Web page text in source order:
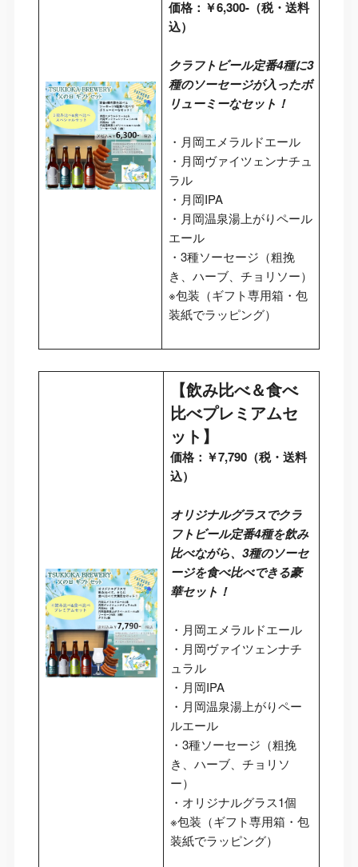
価格：￥6,300-（税・送料
込）
クラフトビール定番4種に3
種のソーセージが入ったボ
リューミーなセット！
・月岡エメラルドエール
・月岡ヴァイツェンナチュ
ラル
・月岡IPA
・月岡温泉湯上がりペール
エール
・3種ソーセージ（粗挽
き、ハーブ、チョリソー）
※包装（ギフト専用箱・包
装紙でラッピング）
【飲み比べ＆食べ
比べプレミアムセ
ット】
価格：￥7,790（税・送料
込）
オリジナルグラスでクラ
フトビール定番4種を飲み
比べながら、3種のソーセ
ージを食べ比べできる豪
華セット！
・月岡エメラルドエール
・月岡ヴァイツェンナチ
ュラル
・月岡IPA
・月岡温泉湯上がりペー
ルエール
・3種ソーセージ（粗挽
き、ハーブ、チョリソ
ー）
・オリジナルグラス1個
※包装（ギフト専用箱・包
装紙でラッピング）